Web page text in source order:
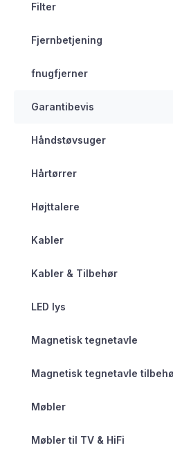
Filter
Fjernbetjening
fnugfjerner
Garantibevis
Håndstøvsuger
Hårtørrer
Højttalere
Kabler
Kabler & Tilbehør
LED lys
Magnetisk tegnetavle
Magnetisk tegnetavle
Møbler
Møbler til TV & HiFi